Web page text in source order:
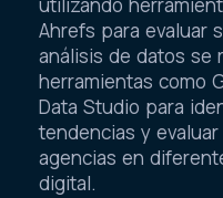
utilizando
Ahrefs para evaluar
análisis de datos se
herramientas como
Data Studio para
tendencias y
agencias en
digital.